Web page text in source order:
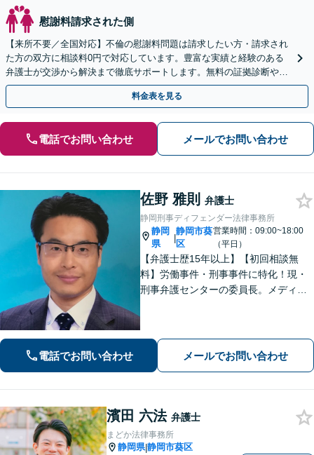
慰謝料請求された側
【来所不要／全国対応】不倫の慰謝料問題は請求したい方・請求され
た方の双方に相談料0円で対応しています。豊富な実績と経験のある
弁護士が交渉から解決まで徹底サポートします。無料の証拠診断や着
手金の返還保証もありますので安心してご相談ください。
料金表を見る
電話でお問い合わせ メールでお問い合わせ
佐野 雅則 弁護士
静岡刑事ディフェンダー法律事務所
静岡
県
|
静岡市葵
区
営業時間：09:00~18:00
（平日）
【弁護士歴15年以上】【初回相談無
料】労働事件・刑事事件に特化！現・
刑事弁護センターの委員長。メディア
す。地域密着型の法律事務所
電話でお問い合わせ メールでお問い合わせ
濱田 六法 弁護士
まどか法律事務所
静岡県|静岡市葵区